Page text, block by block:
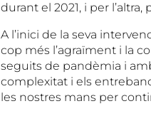
durant el 2021, i per
A l’inici de la seva
cop més l’agraïment i la
seguits de pandèmia i
complexitat i els
les nostres mans per